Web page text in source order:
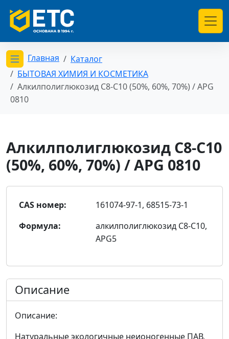
Открыть меню категорий
Главная
Каталог
БЫТОВАЯ ХИМИЯ И КОСМЕТИКА
Алкилполиглюкозид С8-С10 (50%, 60%, 70%) / APG
0810
Алкилполиглюкозид С8-С10
(50%, 60%, 70%) / APG 0810
CAS номер:
161074-97-1, 68515-73-1
Формула:
алкилполиглюкозид С8-С10,
APG5
Описание
Описание:
Натуральные экологичные неионогенные ПАВ,